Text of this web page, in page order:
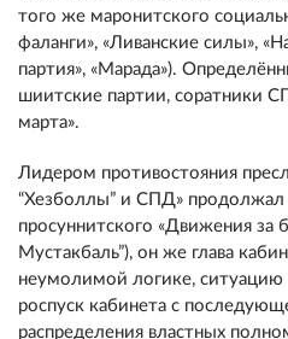
того же маронитского
фаланги», «Ливанские силы»,
партия», «Марада»).
шиитские партии, соратники
марта».
Лидером противостояния
“Хезболлы” и СПД» продолжал
просуннитского «Движения за
Мустакбаль”), он же глава
неумолимой логике, ситуацию
роспуск кабинета с
распределения властных